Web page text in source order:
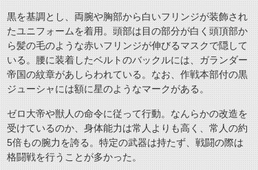
黒を基調とし、両腕や胸部から白いフリンジが装飾され
たユニフォームを着用。頭部は目の部分が白く頭頂部か
ら髪の毛のような赤いフリンジが伸びるマスクで隠して
いる。腰に装着したベルトのバックルには、ガランダー
帝国の紋章があしらわれている。なお、作戦本部付の黒
ジューシャには額に星のようなマークがある。
ゼロ大帝や獣人の命令に従って行動。なんらかの改造を
受けているのか、身体能力は常人よりも高く、常人の約
5倍もの腕力を誇る。特定の武器は持たず、戦闘の際は
格闘戦を行うことが多かった。